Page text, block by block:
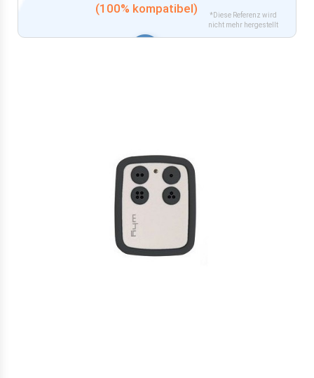
(100% kompatibel)
*Diese Referenz wird
nicht mehr hergestellt